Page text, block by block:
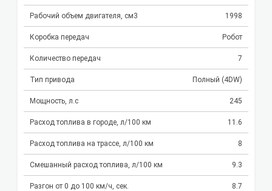
Рабочий объем двигателя, см3 1998
Коробка передач Робот
Количество передач 7
Тип привода Полный (4DW)
Мощность, л.с 245
Расход топлива в городе, л/100 км 11.6
Расход топлива на трассе, л/100 км 8
Смешанный расход топлива, л/100 км 9.3
Разгон от 0 до 100 км/ч, сек. 8.7